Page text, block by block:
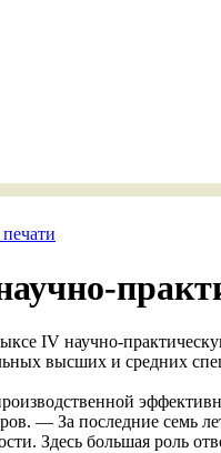
печати
IV научно-
высших и средних
За последние семь лет
Здесь большая роль